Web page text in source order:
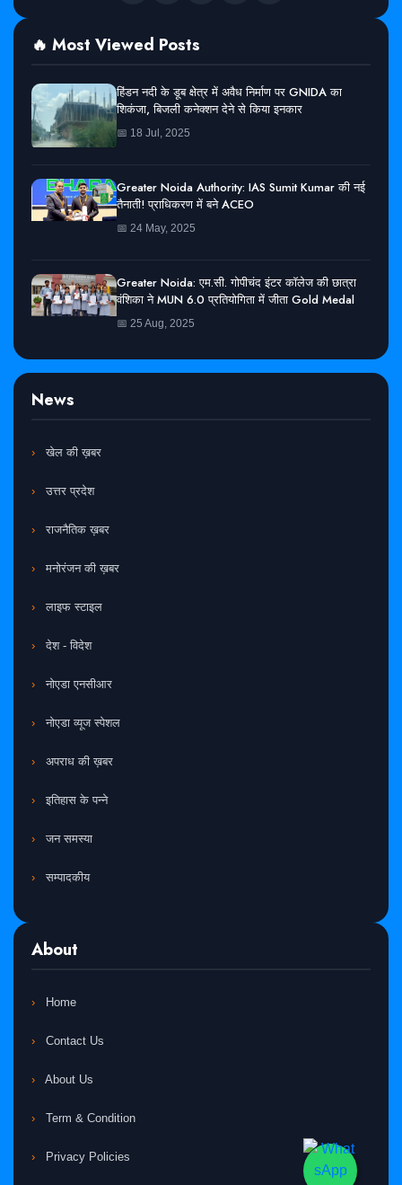
🔥 Most Viewed Posts
हिंडन नदी के डूब क्षेत्र में अवैध निर्माण पर GNIDA का
शिकंजा, बिजली कनेक्शन देने से किया इनकार
📅 18 Jul, 2025
Greater Noida Authority: IAS Sumit Kumar की नई
तैनाती! प्राधिकरण में बने ACEO
📅 24 May, 2025
Greater Noida: एम.सी. गोपीचंद इंटर कॉलेज की छात्रा
वंशिका ने MUN 6.0 प्रतियोगिता में जीता Gold Medal
📅 25 Aug, 2025
News
खेल की ख़बर
उत्तर प्रदेश
राजनैतिक ख़बर
मनोरंजन की ख़बर
लाइफ स्टाइल
देश - विदेश
नोएडा एनसीआर
नोएडा व्यूज स्पेशल
अपराध की ख़बर
इतिहास के पन्ने
जन समस्या
सम्पादकीय
About
Home
Contact Us
About Us
Term & Condition
Privacy Policies